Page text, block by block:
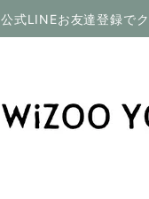
公式LINEお友達登録で